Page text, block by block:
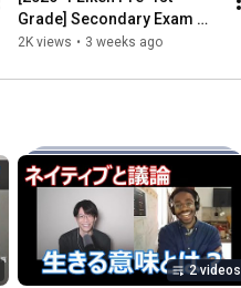
Grade] Secondary Exam
Results!
2K views • 3 weeks ago
2 videos